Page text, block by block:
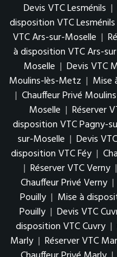
Devis VTC Lesménils |
disposition VTC Lesménils
VTC Ars-sur-Moselle |
à disposition VTC Ars-
Moselle | Devis VTC
Moulins-lès-Metz | Mise
| Chauffeur Privé
Moselle | Réserver
disposition VTC Pagny-
sur-Moselle | Devis
disposition VTC Féy |
| Réserver VTC Verny |
Chauffeur Privé Verny |
Pouilly | Mise à
Pouilly | Devis VTC
disposition VTC Cuvry |
Marly | Réserver VTC